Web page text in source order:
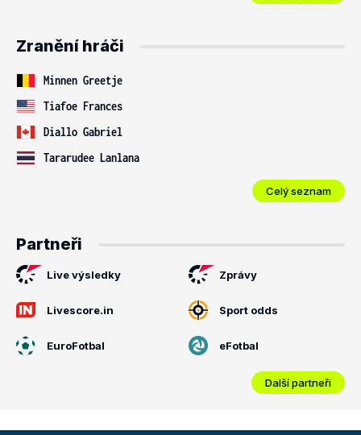
Zranění hráči
Minnen Greetje
Tiafoe Frances
Diallo Gabriel
Tararudee Lanlana
Celý seznam
Partneři
Live výsledky Zprávy
Livescore.in Sport odds
EuroFotbal eFotbal
Další partneři